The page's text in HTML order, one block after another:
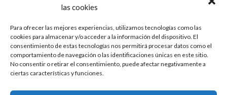
las cookies
Para ofrecer las mejores experiencias, utilizamos tecnologías como las
cookies para almacenar y/o acceder a la información del dispositivo. El
consentimiento de estas tecnologías nos permitirá procesar datos como el
comportamiento de navegación o las identificaciones únicas en este sitio.
No consentir o retirar el consentimiento, puede afectar negativamente a
ciertas características y funciones.
ENVIAMOS CON